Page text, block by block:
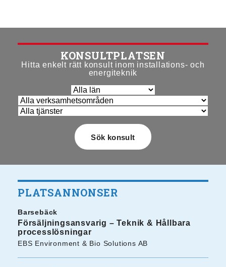
KONSULTPLATSEN
Hitta enkelt rätt konsult inom installations- och
energiteknik
PLATSANNONSER
Barsebäck
Försäljningsansvarig – Teknik & Hållbara
processlösningar
EBS Environment & Bio Solutions AB